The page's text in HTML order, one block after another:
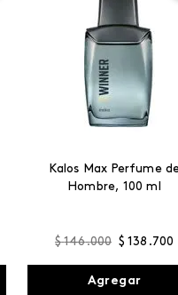
Kalos Max Perfume
Hombre, 100 ml
$ 146.000 $ 138 .700
Agregar